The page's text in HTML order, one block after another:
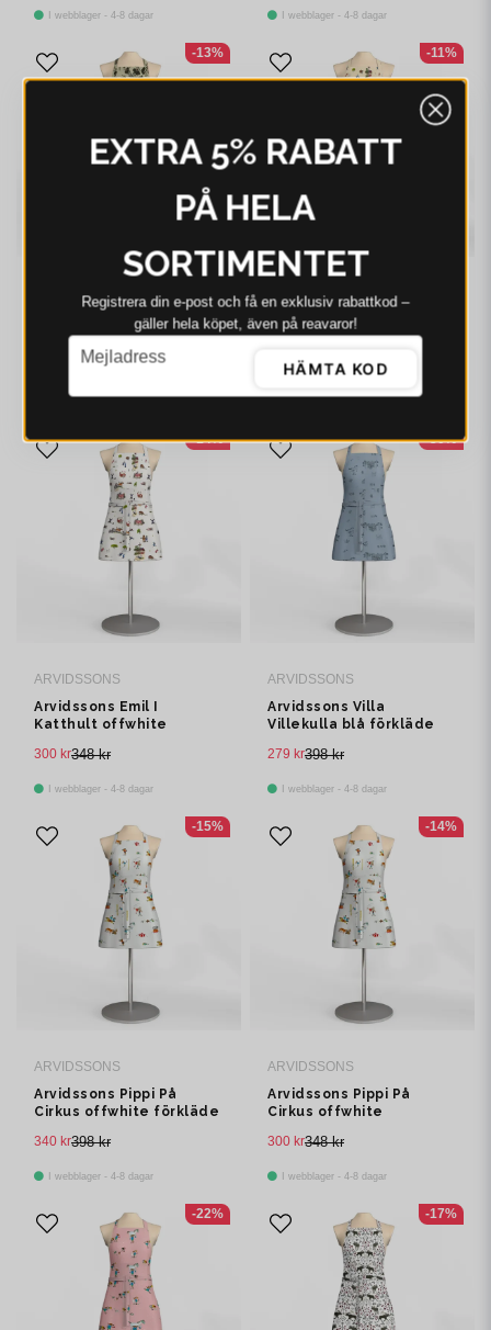
I webblager - 4-8 dagar I webblager - 4-8 dagar
ARVIDSSONS
Arvidssons Leksand
(culla) grön förkläde
med ficka
398 kr
-13%
ARVIDSSONS
Arvidssons Emil I
Katthult beige
348 kr
309 kr
-11%
ARVIDSSONS
Arvidssons Emil I
Katthult offwhite
348 kr
300 kr
I webblager - 4-8 dagar
-14%
ARVIDSSONS
Arvidssons Villa
Villekulla blå förkläde
398 kr
279 kr
I webblager - 4-8 dagar
-30%
ARVIDSSONS
Arvidssons Pippi På
Cirkus offwhite förkläde
398 kr
340 kr
I webblager - 4-8 dagar
-15%
ARVIDSSONS
Arvidssons Pippi På
Cirkus offwhite
348 kr
300 kr
I webblager - 4-8 dagar
-14%
-22% -17%
EXTRA 5% RABATT
PÅ HELA
SORTIMENTET
Registrera din e‑post och få en exklusiv rabattkod –
gäller hela köpet, även på reavaror!
email
Mejladress
HÄMTA KOD